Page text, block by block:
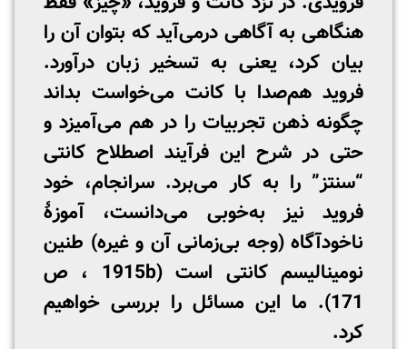
هنگاهی به آگاهی درمی‌آید که بتوان آن را
بیان کرد، یعنی به تسخیر زبان درآورد.
فروید هم‌صدا با کانت می‌خواست بداند
چگونه ذهن تجربیات را در هم می‌آمیزد و
حتی در شرح این فرآیند اصطلاح کانتی
“سنتز” را به کار می‌برد. سرانجام، خود
فروید نیز به‌خوبی می‌دانست، آموزۀ
ناخودآگاه (وجه بی‌زمانی آن و غیره) طنین
نومینالیسم کانتی است (1915b ، ص
171). ما این مسائل را بررسی خواهیم
کرد.